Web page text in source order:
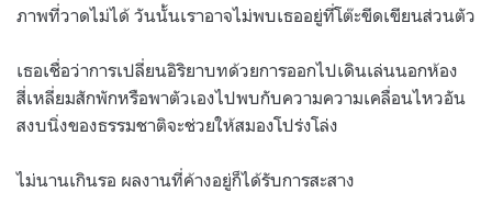
ภาพที่วาดไม่ได้ วันนั้นเราอาจไม่พบเธออยู่ที่โต๊ะขีดเขียนส่วนตัว
เธอเชื่อว่าการเปลี่ยนอิริยาบทด้วยการออกไปเดินเล่นนอกห้อง
สี่เหลี่ยมสักพักหรือพาตัวเองไปพบกับความความเคลื่อนไหวอัน
สงบนิ่งของธรรมชาติจะช่วยให้สมองโปร่งโล่ง
ไม่นานเกินรอ ผลงานที่ค้างอยู่ก็ได้รับการสะสาง